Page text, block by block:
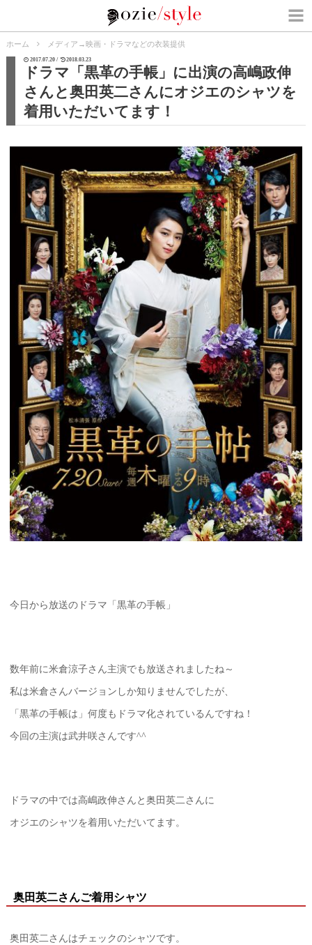
ホーム メディア →映画・ドラマなどの衣装提供
2017.07.20 / 2018.03.23
ドラマ「黒革の手帳」に出演の高嶋政伸
さんと奥田英二さんにオジエのシャツを
着用いただいてます！
今日から放送のドラマ「黒革の手帳」
数年前に米倉涼子さん主演でも放送されましたね～
私は米倉さんバージョンしか知りませんでしたが、
「黒革の手帳は」何度もドラマ化されているんですね！
今回の主演は武井咲さんです^^
ドラマの中では高嶋政伸さんと奥田英二さんに
オジエのシャツを着用いただいてます。
奥田英二さんご着用シャツ
奥田英二さんはチェックのシャツです。